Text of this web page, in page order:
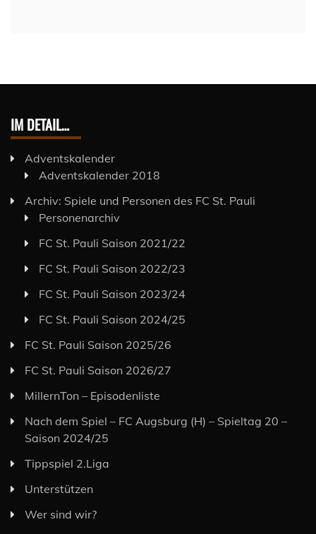
IM DETAIL…
Adventskalender
Adventskalender 2018
Archiv: Spiele und Personen des FC St. Pauli
Personenarchiv
FC St. Pauli Saison 2021/22
FC St. Pauli Saison 2022/23
FC St. Pauli Saison 2023/24
FC St. Pauli Saison 2024/25
FC St. Pauli Saison 2025/26
FC St. Pauli Saison 2026/27
MillernTon – Episodenliste
Nach dem Spiel – FC Augsburg (H) – Spieltag 20 –
Saison 2024/25
Tippspiel 2.Liga
Unterstützen
Wer sind wir?